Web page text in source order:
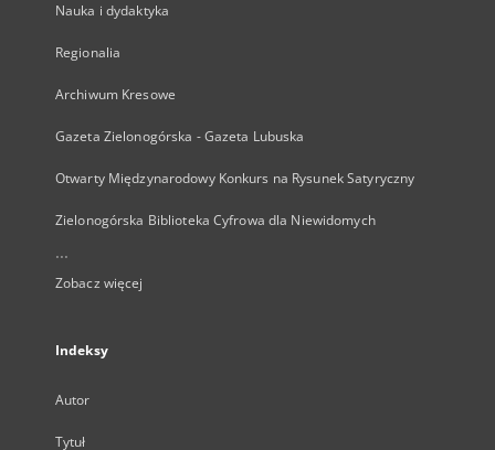
Nauka i dydaktyka
Regionalia
Archiwum Kresowe
Gazeta Zielonogórska - Gazeta Lubuska
Otwarty Międzynarodowy Konkurs na Rysunek Satyryczny
Zielonogórska Biblioteka Cyfrowa dla Niewidomych
...
Zobacz więcej
Indeksy
Autor
Tytuł